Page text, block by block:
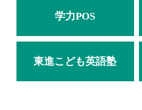
学力POS
東進こども英語塾